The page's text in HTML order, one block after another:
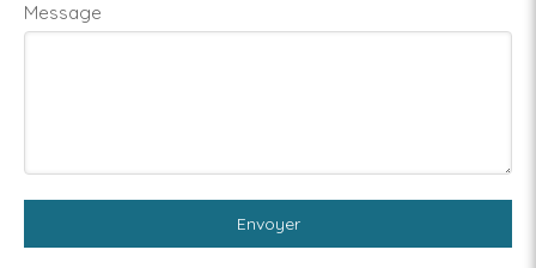
Message
Envoyer